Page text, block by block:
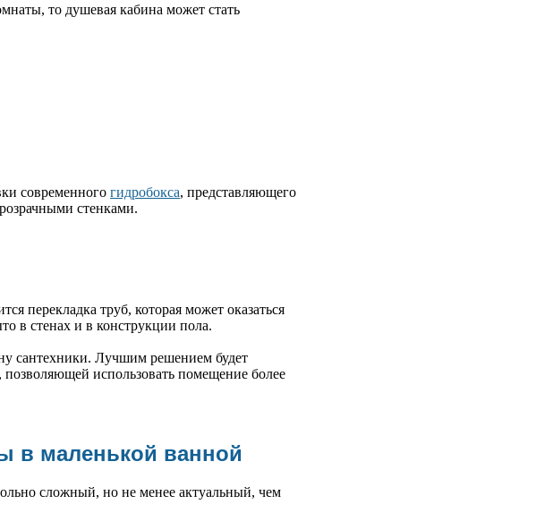
то душевая кабина может стать
современного гидробокса, представляющего
стенками.
перекладка труб, которая может оказаться
в стенах и в конструкции пола.
сантехники. Лучшим решением будет
использовать помещение более
в маленькой ванной
сложный, но не менее актуальный, чем